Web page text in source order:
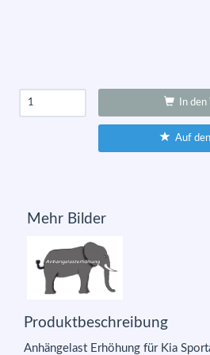
In den
Auf den
Mehr Bilder
Produktbeschreibung
Anhängelast Erhöhung für Kia